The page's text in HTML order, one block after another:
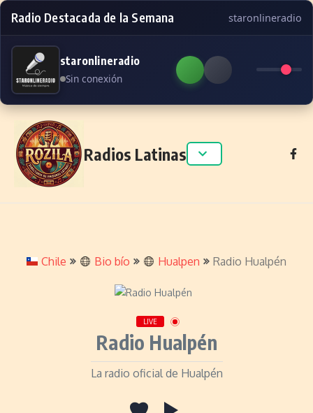
Radio Destacada de la Semana staronlineradio
staronlineradio
Sin conexión
Skip to content
Radios Latinas
Chile Bio bío Hualpen Radio Hualpén
LIVE
Radio Hualpén
La radio oficial de Hualpén